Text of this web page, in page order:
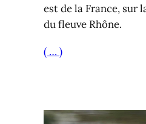
est de la France, sur
du fleuve Rhône.
( … )